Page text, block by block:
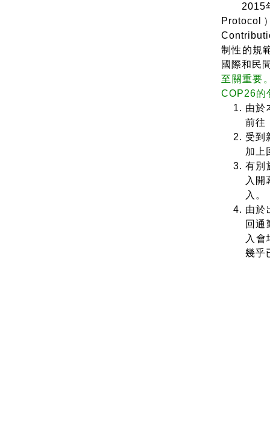
2015年
Protocol
制性的規
國際和民
至關重要
COP26的
由於
前往
受到
加上
有別
入開
入。
由於
回通
入會
幾乎